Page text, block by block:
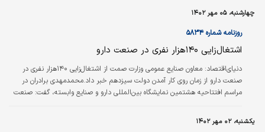
آورده بودند، حذف شوند. همچنین تنوع محصولات در دارو و وسایل بهداشتی از
ضررهای احتمالی جلوگیری می‌کرد.
چهارشنبه، ۰۵ مهر ۱۴۰۲
روزنامه شماره ۵۸۳۴
اشتغال‌زایی ۱۴۰‌هزار نفری در صنعت دارو
دنیای‌اقتصاد: معاون صنایع عمومی وزارت صمت از اشتغال‌زایی ۱۴۰‌هزار نفری در
صنعت دارو از زمان روی کار آمدن دولت سیزدهم خبر داد.محمدمهدی برادران در
مراسم افتتاحیه هشتمین نمایشگاه بین‌المللی دارو و صنایع وابسته، گفت: صنعت
یکشنبه، ۰۲ مهر ۱۴۰۲